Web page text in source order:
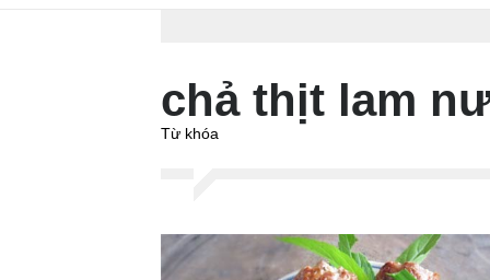
chả thịt lam
Từ khóa